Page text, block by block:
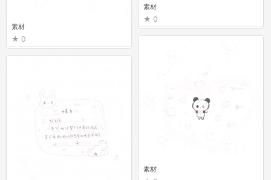
素材
0
素材
0
素材